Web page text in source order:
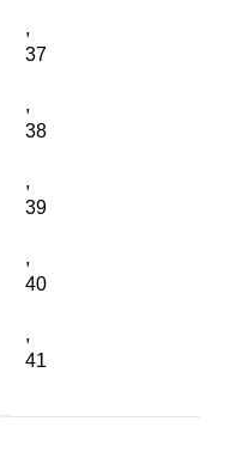
,
37
,
38
,
39
,
40
,
41